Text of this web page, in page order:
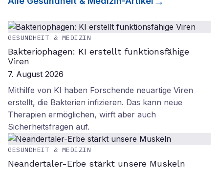
GESUNDHEIT & MEDIZIN
Bakteriophagen: KI erstellt funktionsfähige
Viren
7. August 2026
Mithilfe von KI haben Forschende neuartige Viren
erstellt, die Bakterien infizieren. Das kann neue
Therapien ermöglichen, wirft aber auch
Sicherheitsfragen auf.
GESUNDHEIT & MEDIZIN
Neandertaler-Erbe stärkt unsere Muskeln